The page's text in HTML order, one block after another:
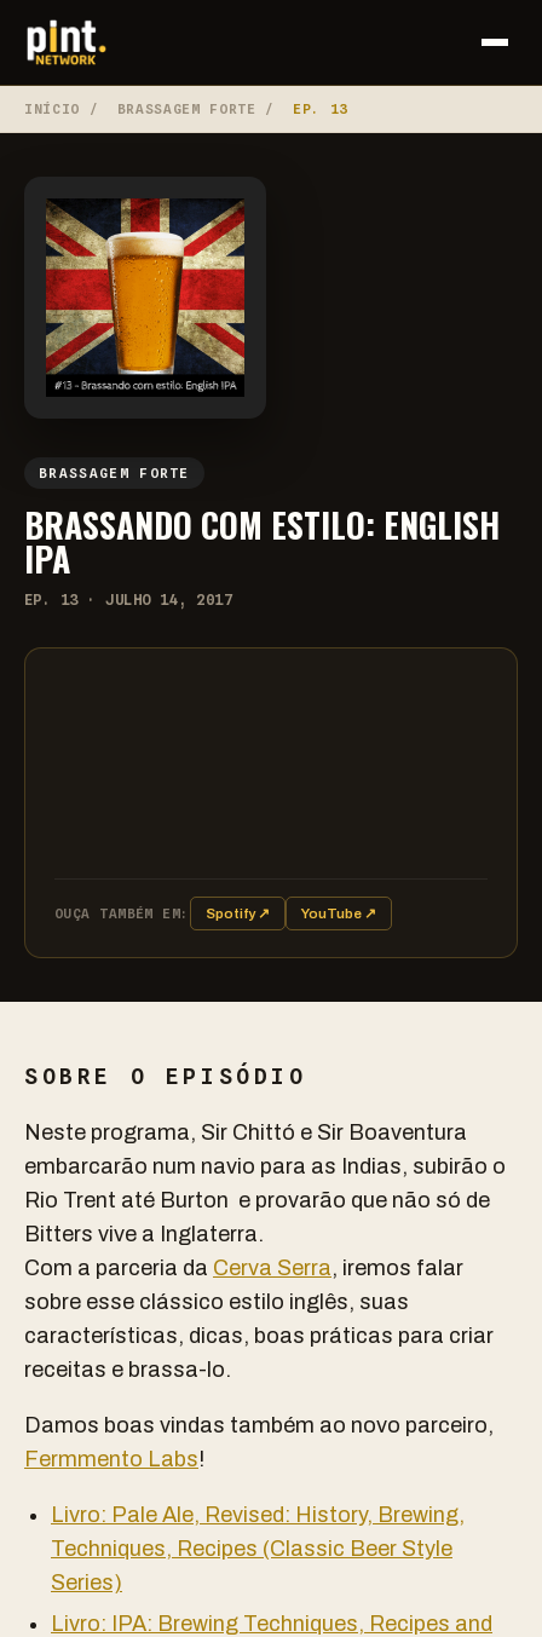
INÍCIO / BRASSAGEM FORTE / EP. 13
BRASSAGEM FORTE
BRASSANDO COM ESTILO: ENGLISH
IPA
EP. 13 · JULHO 14, 2017
OUÇA TAMBÉM EM: Spotify ↗ YouTube ↗
SOBRE O EPISÓDIO
Neste programa, Sir Chittó e Sir Boaventura
embarcarão num navio para as Indias, subirão o
Rio Trent até Burton e provarão que não só de
Bitters vive a Inglaterra.
Com a parceria da Cerva Serra, iremos falar
sobre esse clássico estilo inglês, suas
características, dicas, boas práticas para criar
receitas e brassa-lo.
Damos boas vindas também ao novo parceiro,
Fermmento Labs!
Livro: Pale Ale, Revised: History, Brewing,
Techniques, Recipes (Classic Beer Style
Series)
Livro: IPA: Brewing Techniques, Recipes and